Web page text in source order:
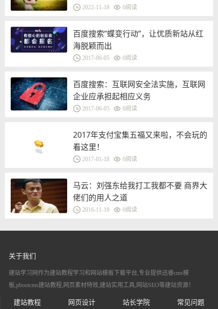
2022-11-18 0阅读
百度搜索”蝶变行动”，让优质新站从红
海脱颖而出
2017-06-05 0阅读
百度搜索：互联网安全法实施，互联网
企业应承担起相应义务
2017-06-05 0阅读
2017年支付宝集五福又来啦，不会玩的
看这里！
2017-01-18 0阅读
马云：刘强东给我打工我都不要 商界大
佬们的用人之道
2016-11-18 0阅读
关于我们
建站学习网作为建站教程学习和网站模板下载平台,专业提供迅睿cms模
板,pbootcms建站教程,网页素材特效,建站实用工具,网站SEO等建站资源！
建站教程 网页设计 站长学院 常见问题